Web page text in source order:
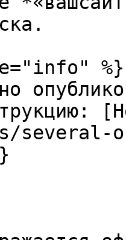
%}
several-